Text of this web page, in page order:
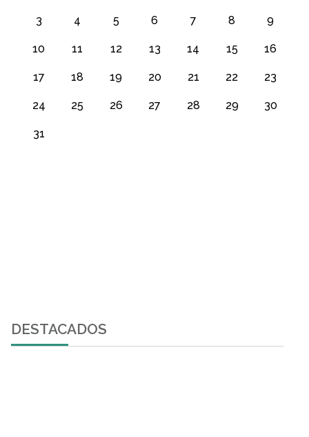
3 4 5 6 7 8 9
10 11 12 13 14 15 16
17 18 19 20 21 22 23
24 25 26 27 28 29 30
31
DESTACADOS